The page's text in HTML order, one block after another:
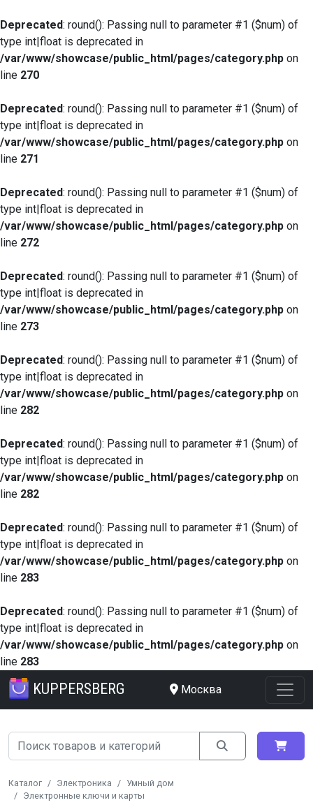
Deprecated: round(): Passing null to parameter #1 ($num) of
type int|float is deprecated in
/var/www/showcase/public_html/pages/category.php on
line 270
Deprecated: round(): Passing null to parameter #1 ($num) of
type int|float is deprecated in
/var/www/showcase/public_html/pages/category.php on
line 271
Deprecated: round(): Passing null to parameter #1 ($num) of
type int|float is deprecated in
/var/www/showcase/public_html/pages/category.php on
line 272
Deprecated: round(): Passing null to parameter #1 ($num) of
type int|float is deprecated in
/var/www/showcase/public_html/pages/category.php on
line 273
Deprecated: round(): Passing null to parameter #1 ($num) of
type int|float is deprecated in
/var/www/showcase/public_html/pages/category.php on
line 282
Deprecated: round(): Passing null to parameter #1 ($num) of
type int|float is deprecated in
/var/www/showcase/public_html/pages/category.php on
line 282
Deprecated: round(): Passing null to parameter #1 ($num) of
type int|float is deprecated in
/var/www/showcase/public_html/pages/category.php on
line 283
Deprecated: round(): Passing null to parameter #1 ($num) of
type int|float is deprecated in
/var/www/showcase/public_html/pages/category.php on
line 283
KUPPERSBERG Москва
Каталог Электроника
Умный дом
Электронные ключи и карты